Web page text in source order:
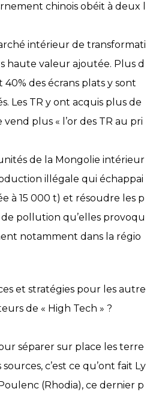
chinois obéit à deux l
intérieur de transformati
haute valeur ajoutée. Plus d
40% des écrans plats y sont
Les TR y ont acquis plus de
plus « l’or des TR au pri
de la Mongolie intérieur
illégale qui échappai
à 15 000 t) et résoudre les p
pollution qu’elles provoqu
notamment dans la régio
et stratégies pour les autre
de « High Tech » ?
séparer sur place les terre
c’est ce qu’ont fait Ly
(Rhodia), ce dernier p